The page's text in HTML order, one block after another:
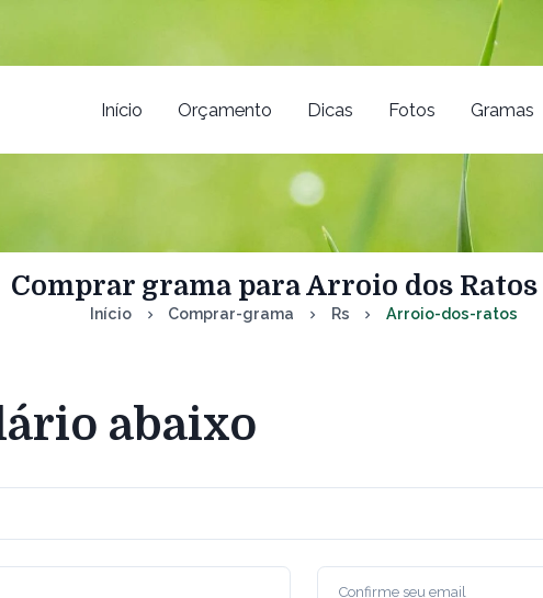
Início Orçamento Dicas Fotos Gramas
Comprar grama para Arroio dos Ratos
Início Comprar-grama Rs Arroio-dos-ratos
abaixo